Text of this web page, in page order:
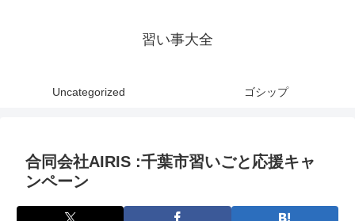
習い事大全
Uncategorized ゴシップ
合同会社AIRIS :千葉市習いごと応援キャ
ンペーン